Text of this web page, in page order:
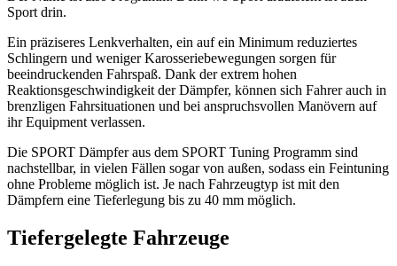
Sport drin.
Ein präziseres Lenkverhalten, ein auf ein Minimum reduziertes
Schlingern und weniger Karosseriebewegungen sorgen für
beeindruckenden Fahrspaß. Dank der extrem hohen
Reaktionsgeschwindigkeit der Dämpfer, können sich Fahrer auch in
brenzligen Fahrsituationen und bei anspruchsvollen Manövern auf
ihr Equipment verlassen.
Die SPORT Dämpfer aus dem SPORT Tuning Programm sind
nachstellbar, in vielen Fällen sogar von außen, sodass ein Feintuning
ohne Probleme möglich ist. Je nach Fahrzeugtyp ist mit den
Dämpfern eine Tieferlegung bis zu 40 mm möglich.
Tiefergelegte Fahrzeuge